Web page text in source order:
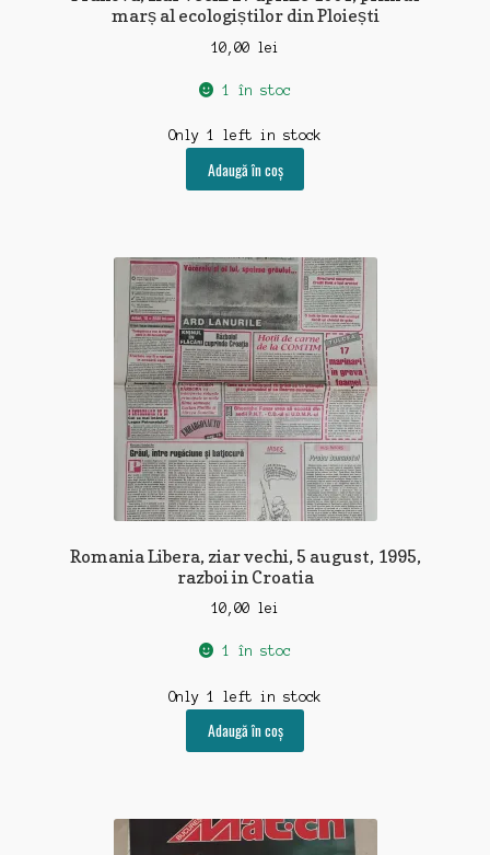
marș al ecologiștilor din Ploiești
10,00 lei
1 în stoc
Only 1 left in stock
Adaugă în coș
Romania Libera, ziar vechi, 5 august, 1995,
razboi in Croatia
10,00 lei
1 în stoc
Only 1 left in stock
Adaugă în coș